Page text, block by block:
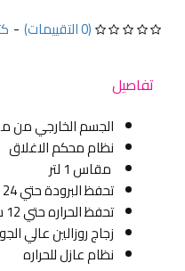
(0 التقييمات) -
تفاصيل
الجسم الخارجي من
نظام محكم الاغلاق
مقاس 1 لتر
تحفظ البرودة حتي 24 ساعه
تحفظ الحراره حتي 12 ساعه
زجاج روزالين عالي
نظام عازل للحراره